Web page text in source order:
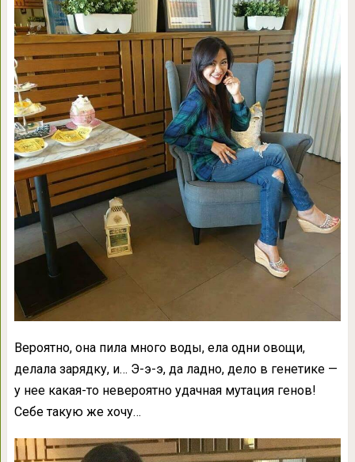
Вероятно, она пила много воды, ела одни овощи,
делала зарядку, и… Э-э-э, да ладно, дело в генетике —
у нее какая-то невероятно удачная мутация генов!
Себе такую же хочу…